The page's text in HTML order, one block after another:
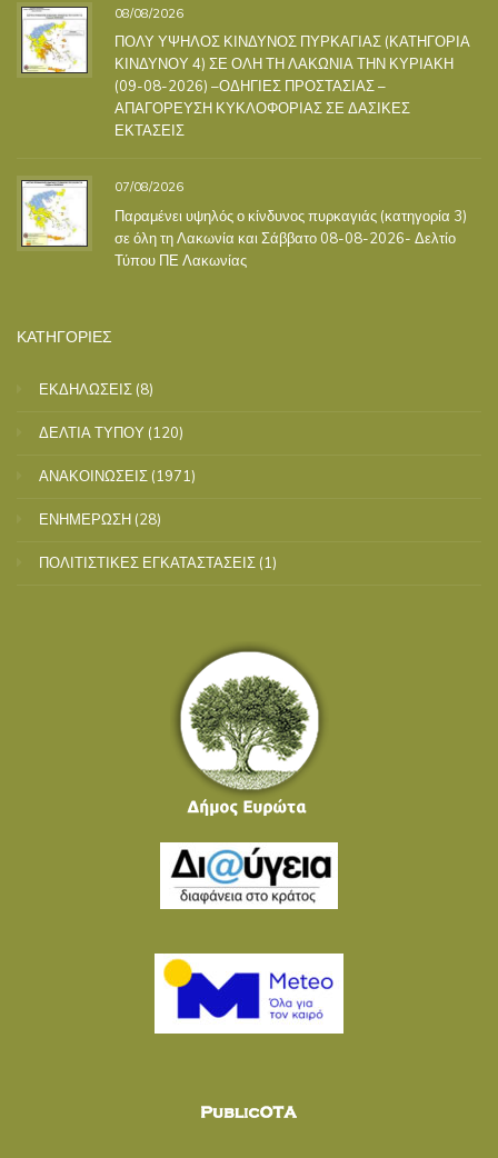
08/08/2026
ΠΟΛΥ ΥΨΗΛΟΣ ΚΙΝΔΥΝΟΣ ΠΥΡΚΑΓΙΑΣ (ΚΑΤΗΓΟΡΙΑ
ΚΙΝΔΥΝΟΥ 4) ΣΕ ΟΛΗ ΤΗ ΛΑΚΩΝΙΑ ΤΗΝ ΚΥΡΙΑΚΗ
(09-08-2026) –ΟΔΗΓΙΕΣ ΠΡΟΣΤΑΣΙΑΣ –
ΑΠΑΓΟΡΕΥΣΗ ΚΥΚΛΟΦΟΡΙΑΣ ΣΕ ΔΑΣΙΚΕΣ
ΕΚΤΑΣΕΙΣ
07/08/2026
Παραμένει υψηλός ο κίνδυνος πυρκαγιάς (κατηγορία 3)
σε όλη τη Λακωνία και Σάββατο 08-08-2026- Δελτίο
Τύπου ΠΕ Λακωνίας
ΚΑΤΗΓΟΡΙΕΣ
ΕΚΔΗΛΩΣΕΙΣ (8)
ΔΕΛΤΙΑ ΤΥΠΟΥ (120)
ΑΝΑΚΟΙΝΩΣΕΙΣ (1971)
ΕΝΗΜΕΡΩΣΗ (28)
ΠΟΛΙΤΙΣΤΙΚΕΣ ΕΓΚΑΤΑΣΤΑΣΕΙΣ (1)